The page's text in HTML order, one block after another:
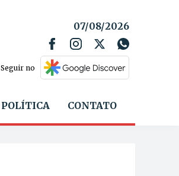
07/08/2026
Seguir no
POLÍTICA CONTATO